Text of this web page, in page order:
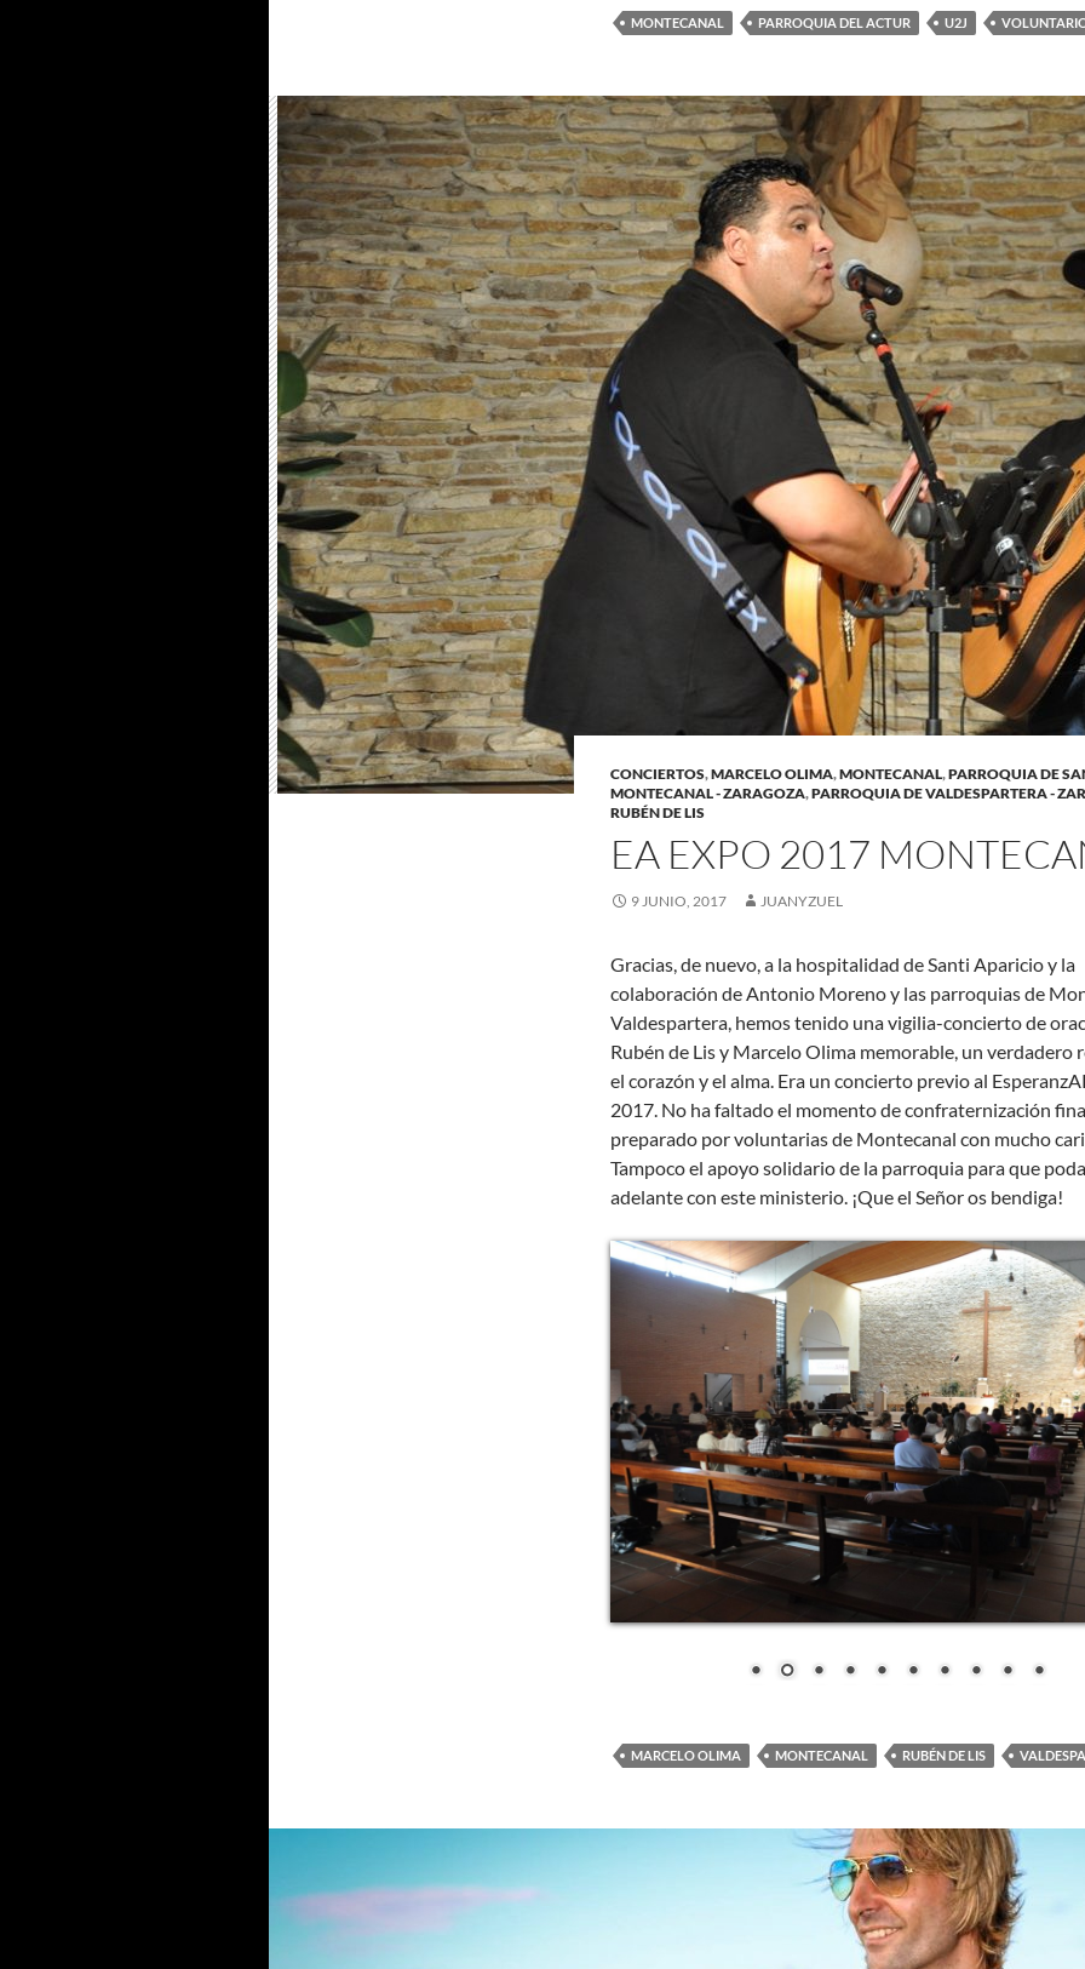
MONTECANAL PARROQUIA DEL ACTUR U2J
CONCIERTOS,MARCELO OLIMA,MONTECANAL,PARROQUIA DE
MONTECANAL - ZARAGOZA,PARROQUIA DE VALDESPARTERA -
RUBÉN DE LIS
EA EXPO 2017
9 JUNIO, 2017 JUANYZUEL
Gracias, de nuevo, a la hospitalidad de Santi Aparicio y la
colaboración de Antonio Moreno y las parroquias de
Valdespartera, hemos tenido una vigilia-concierto de
Rubén de Lis y Marcelo Olima memorable, un verdadero
el corazón y el alma. Era un concierto previo al
2017. No ha faltado el momento de confraternización
preparado por voluntarias de Montecanal con mucho
Tampoco el apoyo solidario de la parroquia para que
adelante con este ministerio. ¡Que el Señor os bendiga!
MARCELO OLIMA MONTECANAL RUBÉN DE LIS